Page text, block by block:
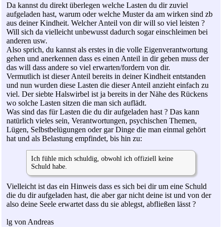
Da kannst du direkt überlegen welche Lasten du dir zuviel
aufgeladen hast, warum oder welche Muster da am wirken sind zb
aus deiner Kindheit. Welcher Anteil von dir will so viel leisten ?
Will sich da vielleicht unbewusst dadurch sogar einschleimen bei
anderen usw.
Also sprich, du kannst als erstes in die volle Eigenverantwortung
gehen und anerkennen dass es einen Anteil in dir geben muss der
das will dass andere so viel erwarten/fordern von dir.
Vermutlich ist dieser Anteil bereits in deiner Kindheit entstanden
und nun wurden diese Lasten die dieser Anteil anzieht einfach zu
viel. Der siebte Halswirbel ist ja bereits in der Nähe des Rückens
wo solche Lasten sitzen die man sich auflädt.
Was sind das für Lasten die du dir aufgeladen hast ? Das kann
natürlich vieles sein, Verantwortungen, psychischen Themen,
Lügen, Selbstbelügungen oder gar Dinge die man einmal gehört
hat und als Belastung empfindet, bis hin zu:
Ich fühle mich schuldig, obwohl ich offiziell keine
Schuld habe.
Vielleicht ist das ein Hinweis dass es sich bei dir um eine Schuld
die du dir aufgeladen hast, die aber gar nicht deine ist und von der
also deine Seele erwartet dass du sie ablegst, abfließen lässt ?
lg von Andreas